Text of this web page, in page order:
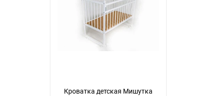
Кроватка детская Мишутка